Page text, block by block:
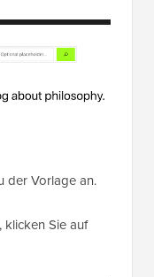
der Vorlage an.
klicken Sie auf